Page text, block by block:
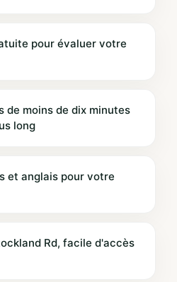
pour évaluer votre
de moins de dix minutes
long
et anglais pour votre
Rd, facile d'accès